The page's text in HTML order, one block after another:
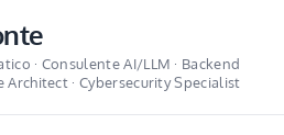
· Consulente AI/LLM · Backend
Architect · Cybersecurity Specialist